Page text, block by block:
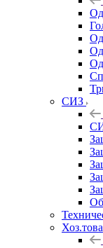
СИЗ